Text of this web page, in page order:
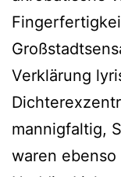
Verklärung
mannigfaltig,
waren